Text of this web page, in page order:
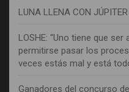
LUNA LLENA CON
LOSHE: “Uno tiene que
permitirse pasar los
veces estás mal y está
Ganadores del concurso